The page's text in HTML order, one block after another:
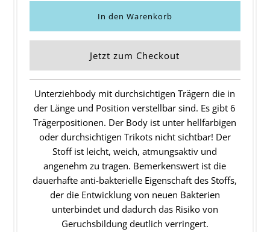
Jetzt zum Checkout
Unterziehbody mit durchsichtigen Trägern die in
der Länge und Position verstellbar sind. Es gibt 6
Trägerpositionen. Der Body ist unter hellfarbigen
oder durchsichtigen Trikots nicht sichtbar! Der
Stoff ist leicht, weich, atmungsaktiv und
angenehm zu tragen. Bemerkenswert ist die
dauerhafte anti-bakterielle Eigenschaft des Stoffs,
der die Entwicklung von neuen Bakterien
unterbindet und dadurch das Risiko von
Geruchsbildung deutlich verringert.